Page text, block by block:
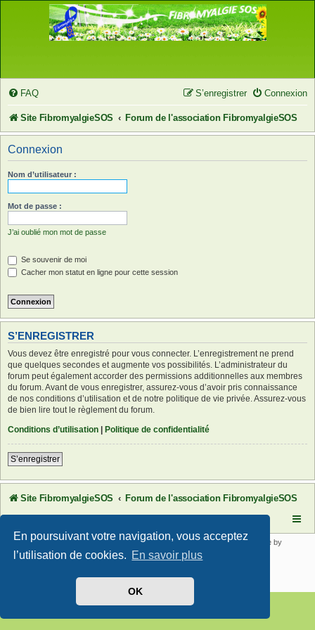
En poursuivant votre navigation, vous acceptez
l’utilisation de cookies. En savoir plus
OK
FAQ Connexion
S’enregistrer
Site FibromyalgieSOS Forum de l'association FibromyalgieSOS
Connexion
Nom d’utilisateur :
Mot de passe :
J’ai oublié mon mot de passe
Se souvenir de moi
Cacher mon statut en ligne pour cette session
S’ENREGISTRER
Vous devez être enregistré pour vous connecter. L’enregistrement ne prend
que quelques secondes et augmente vos possibilités. L’administrateur du
forum peut également accorder des permissions additionnelles aux membres
du forum. Avant de vous enregistrer, assurez-vous d’avoir pris connaissance
de nos conditions d’utilisation et de notre politique de vie privée. Assurez-vous
de bien lire tout le règlement du forum.
Conditions d’utilisation
Politique de confidentialité
S’enregistrer
Site FibromyalgieSOS Forum de l'association FibromyalgieSOS
Développé parphpBB® Forum Software © phpBB Limited | SE Square by
PhpBB3 BBCodes
Confidentialité|Conditions